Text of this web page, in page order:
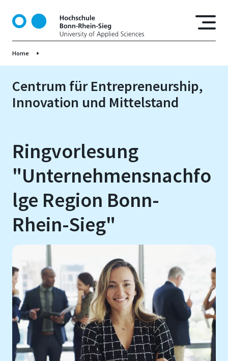
t
Home
Centrum für Entrepreneurship,
Innovation und Mittelstand
Ringvorlesung
"Unternehmensnachfo
lge Region Bonn-
Rhein-Sieg"